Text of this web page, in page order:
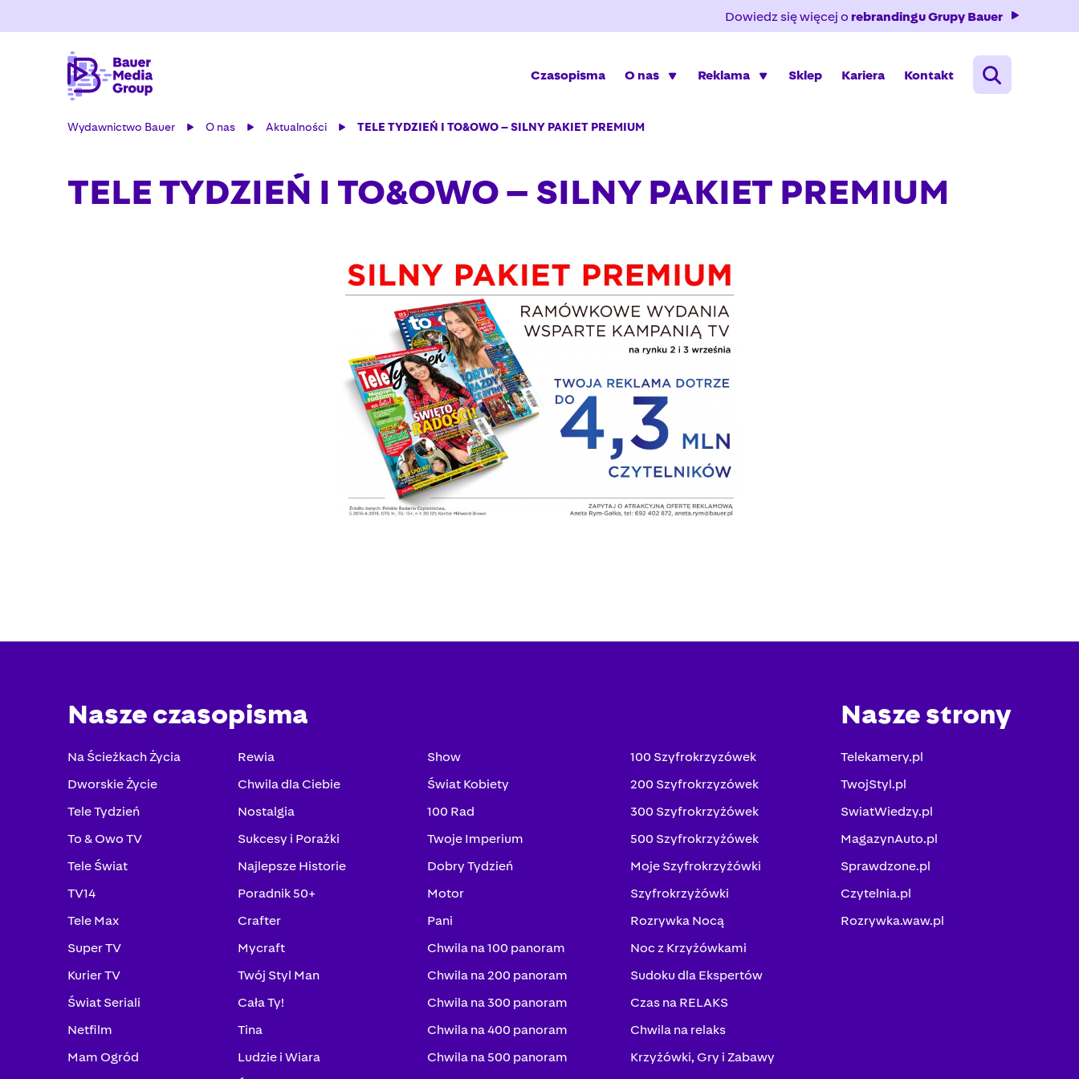
Dowiedz się więcej o rebrandingu Grupy Bauer
Czasopisma O nas Reklama Sklep Kariera Kontakt
Wydawnictwo Bauer O nas Aktualności TELE TYDZIEŃ I TO&OWO – SILNY PAKIET PREMIUM
TELE TYDZIEŃ I TO&OWO – SILNY PAKIET PREMIUM
Nasze czasopisma
Na Ścieżkach Życia
Dworskie Życie
Tele Tydzień
To & Owo TV
Tele Świat
TV14
Tele Max
Super TV
Kurier TV
Świat Seriali
Netfilm
Mam Ogród
Rewia
Chwila dla Ciebie
Nostalgia
Sukcesy i Porażki
Najlepsze Historie
Poradnik 50+
Crafter
Mycraft
Twój Styl Man
Cała Ty!
Tina
Ludzie i Wiara
Show
Świat Kobiety
100 Rad
Twoje Imperium
Dobry Tydzień
Motor
Pani
Chwila na 100 panoram
Chwila na 200 panoram
Chwila na 300 panoram
Chwila na 400 panoram
Chwila na 500 panoram
100 Szyfrokrzyzówek
200 Szyfrokrzyzówek
300 Szyfrokrzyżówek
500 Szyfrokrzyżówek
Moje Szyfrokrzyżówki
Szyfrokrzyżówki
Rozrywka Nocą
Noc z Krzyżówkami
Sudoku dla Ekspertów
Czas na RELAKS
Chwila na relaks
Krzyżówki, Gry i Zabawy
Nasze strony
Telekamery.pl
TwojStyl.pl
SwiatWiedzy.pl
MagazynAuto.pl
Sprawdzone.pl
Czytelnia.pl
Rozrywka.waw.pl